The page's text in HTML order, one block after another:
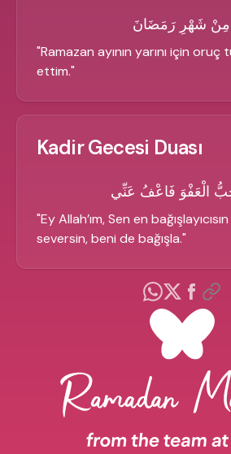
مِنْ شَهْرِ رَمَضَانَ
"Ramazan ayının yarını için
ettim."
Kadir Gecesi Duası
الْعَفْوَ فَاعْفُ عَنِّي
"Ey Allah’ım, Sen en
seversin, beni de bağışla."